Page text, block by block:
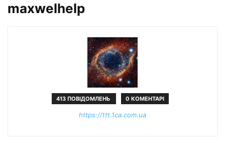
maxwelhelp
413 ПОВІДОМЛЕНЬ 0 КОМЕНТАРІ
https://ttt.1ca.com.ua